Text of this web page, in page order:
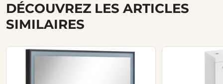
DÉCOUVREZ LES ARTICLES
SIMILAIRES